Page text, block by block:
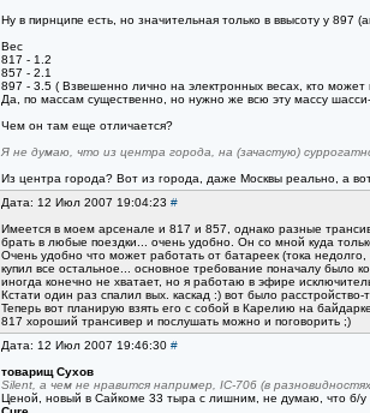
Ну в пирнципе есть, но значительная только в ввысоту у 897
Вес
817 - 1.2
857 - 2.1
897 - 3.5 ( Взвешенно лично на электронных весах, кто может
Да, по массам существенно, но нужно же всю эту массу
Чем он там еще отличается?
Я не думаю, что из центра города, на (зачастую)
Из центра города? Вот из города, даже Москвы реально, а
Дата: 12 Июл 2007 19:04:23 #
Имеется в моем арсенале и 817 и 857, однако разные
брать в любые поездки... очень удобно. Он со мной куда
Очень удобно что может работать от батареек (тока
купил все остальное... основное требование поначалу было
иногда конечно не хватает, но я работаю в эфире
Кстати один раз спалил вых. каскад :) вот было расстройство-
Теперь вот планирую взять его с собой в Карелию на
817 хороший трансивер и послушать можно и поговорить ;)
Дата: 12 Июл 2007 19:46:30 #
товарищ Сухов
Silent, а чем не нравится например, IC-706 (в
Ценой, новый в Сайкоме 33 тыра с лишним, не думаю, что б/у